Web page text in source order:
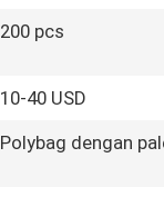
200 pcs
10-40 USD
Polybag dengan